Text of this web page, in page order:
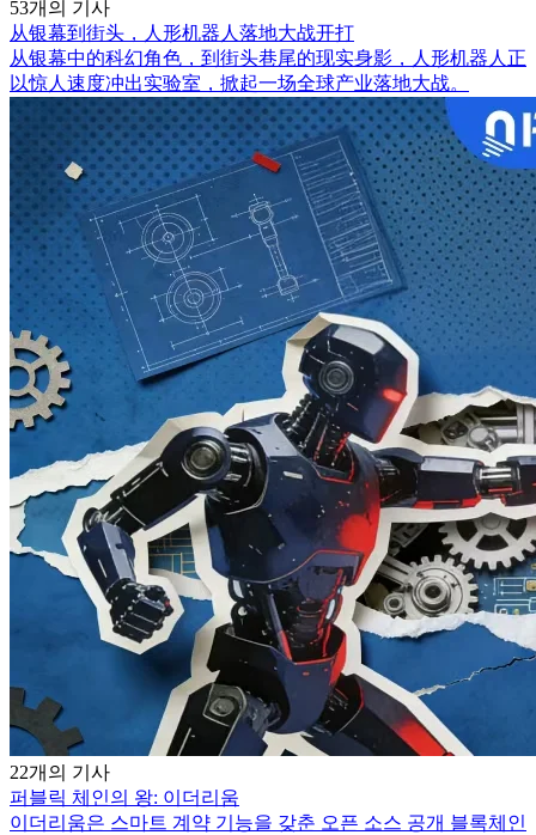
53개의 기사
从银幕到街头，人形机器人落地大战开打
从银幕中的科幻角色，到街头巷尾的现实身影，人形机器人正
以惊人速度冲出实验室，掀起一场全球产业落地大战。
22개의 기사
퍼블릭 체인의 왕: 이더리움
이더리움은 스마트 계약 기능을 갖춘 오픈 소스 공개 블록체인